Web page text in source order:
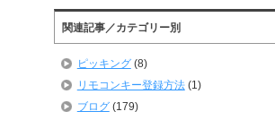
関連記事／カテゴリー別
ピッキング(8)
リモコンキー登録方法(1)
ブログ(179)